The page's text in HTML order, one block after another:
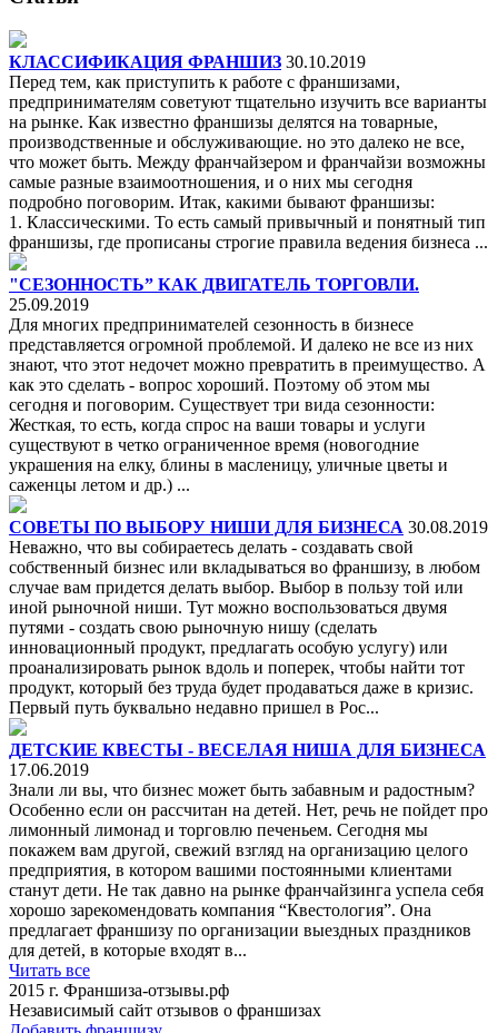
КЛАССИФИКАЦИЯ ФРАНШИЗ 30.10.2019
Перед тем, как приступить к работе с франшизами,
предпринимателям советуют тщательно изучить все варианты
на рынке. Как известно франшизы делятся на товарные,
производственные и обслуживающие. но это далеко не все,
что может быть. Между франчайзером и франчайзи возможны
самые разные взаимоотношения, и о них мы сегодня
подробно поговорим. Итак, какими бывают франшизы:
1. Классическими. То есть самый привычный и понятный тип
франшизы, где прописаны строгие правила ведения бизнеса ...
"СЕЗОННОСТЬ” КАК ДВИГАТЕЛЬ ТОРГОВЛИ.
25.09.2019
Для многих предпринимателей сезонность в бизнесе
представляется огромной проблемой. И далеко не все из них
знают, что этот недочет можно превратить в преимущество. А
как это сделать - вопрос хороший. Поэтому об этом мы
сегодня и поговорим. Существует три вида сезонности:
Жесткая, то есть, когда спрос на ваши товары и услуги
существуют в четко ограниченное время (новогодние
украшения на елку, блины в масленицу, уличные цветы и
саженцы летом и др.) ...
СОВЕТЫ ПО ВЫБОРУ НИШИ ДЛЯ БИЗНЕСА 30.08.2019
Неважно, что вы собираетесь делать - создавать свой
собственный бизнес или вкладываться во франшизу, в любом
случае вам придется делать выбор. Выбор в пользу той или
иной рыночной ниши. Тут можно воспользоваться двумя
путями - создать свою рыночную нишу (сделать
инновационный продукт, предлагать особую услугу) или
проанализировать рынок вдоль и поперек, чтобы найти тот
продукт, который без труда будет продаваться даже в кризис.
Первый путь буквально недавно пришел в Рос...
ДЕТСКИЕ КВЕСТЫ - ВЕСЕЛАЯ НИША ДЛЯ БИЗНЕСА
17.06.2019
Знали ли вы, что бизнес может быть забавным и радостным?
Особенно если он рассчитан на детей. Нет, речь не пойдет про
лимонный лимонад и торговлю печеньем. Сегодня мы
покажем вам другой, свежий взгляд на организацию целого
предприятия, в котором вашими постоянными клиентами
станут дети. Не так давно на рынке франчайзинга успела себя
хорошо зарекомендовать компания “Квестология”. Она
предлагает франшизу по организации выездных праздников
для детей, в которые входят в...
Читать все
2015 г. Франшиза-отзывы.рф
Независимый сайт отзывов о франшизах